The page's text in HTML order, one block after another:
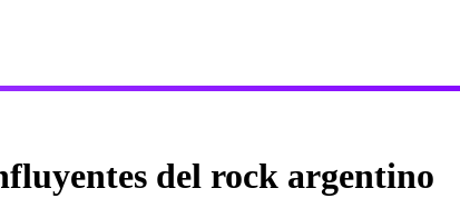
del rock argentino